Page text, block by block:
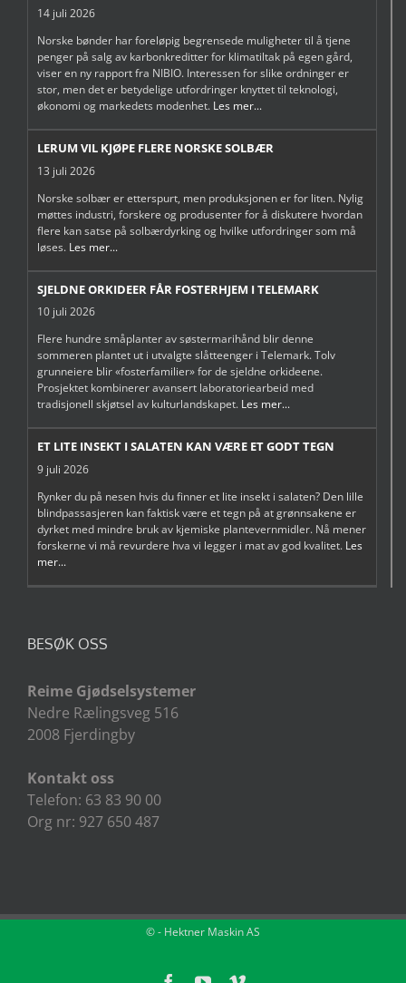
14 juli 2026
Norske bønder har foreløpig begrensede muligheter til å tjene
penger på salg av karbonkreditter for klimatiltak på egen gård,
viser en ny rapport fra NIBIO. Interessen for slike ordninger er
stor, men det er betydelige utfordringer knyttet til teknologi,
økonomi og markedets modenhet. Les mer...
LERUM VIL KJØPE FLERE NORSKE SOLBÆR
13 juli 2026
Norske solbær er etterspurt, men produksjonen er for liten. Nylig
møttes industri, forskere og produsenter for å diskutere hvordan
flere kan satse på solbærdyrking og hvilke utfordringer som må
løses. Les mer...
SJELDNE ORKIDEER FÅR FOSTERHJEM I TELEMARK
10 juli 2026
Flere hundre småplanter av søstermarihånd blir denne
sommeren plantet ut i utvalgte slåtteenger i Telemark. Tolv
grunneiere blir «fosterfamilier» for de sjeldne orkideene.
Prosjektet kombinerer avansert laboratoriearbeid med
tradisjonell skjøtsel av kulturlandskapet. Les mer...
ET LITE INSEKT I SALATEN KAN VÆRE ET GODT TEGN
9 juli 2026
Rynker du på nesen hvis du finner et lite insekt i salaten? Den lille
blindpassasjeren kan faktisk være et tegn på at grønnsakene er
dyrket med mindre bruk av kjemiske plantevernmidler. Nå mener
forskerne vi må revurdere hva vi legger i mat av god kvalitet. Les
mer...
BESØK OSS
Reime Gjødselsystemer
Nedre Rælingsveg 516
2008 Fjerdingby
Kontakt oss
Telefon: 63 83 90 00
Org nr: 927 650 487
©- Hektner Maskin AS